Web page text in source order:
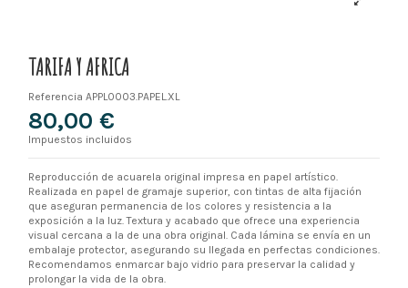
TARIFA Y AFRICA
Referencia APPL0003.PAPEL.XL
80,00 €
Impuestos incluidos
Reproducción de acuarela original impresa en papel artístico.
Realizada en papel de gramaje superior, con tintas de alta fijación
que aseguran permanencia de los colores y resistencia a la
exposición a la luz. Textura y acabado que ofrece una experiencia
visual cercana a la de una obra original. Cada lámina se envía en un
embalaje protector, asegurando su llegada en perfectas condiciones.
Recomendamos enmarcar bajo vidrio para preservar la calidad y
prolongar la vida de la obra.